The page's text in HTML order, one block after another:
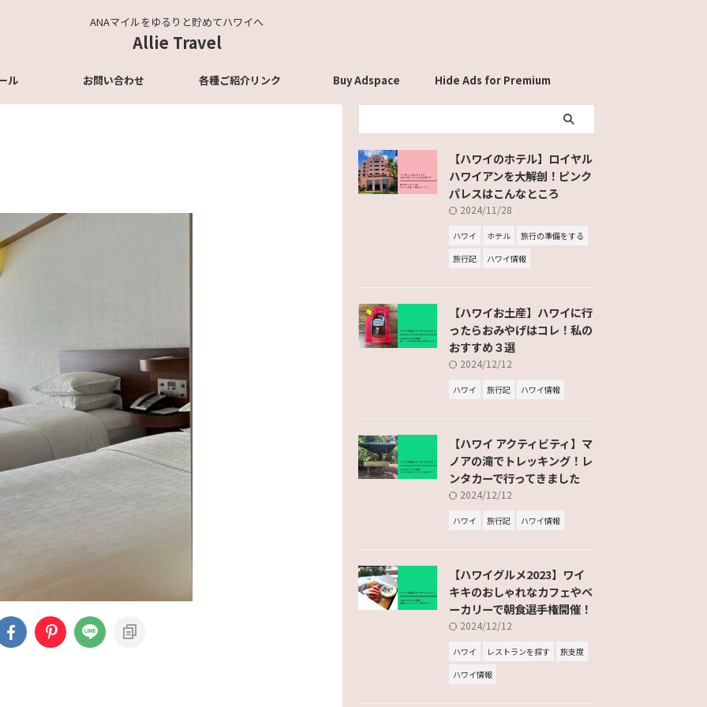
ANAマイルをゆるりと貯めてハワイへ
Allie Travel
ル お問い合わせ 各種ご紹介リンク Buy Adspace Hide Ads for Premium
【ハワイのホテル】ロイヤル
ハワイアンを大解剖！ピンク
パレスはこんなところ
2024/11/28
ハワイ ホテル
旅行の準備をする
旅行記
ハワイ情報
【ハワイお土産】ハワイに行
ったらおみやげはコレ！私の
おすすめ３選
2024/12/12
ハワイ 旅行記 ハワイ情報
【ハワイ アクティビティ】マ
ノアの滝でトレッキング！レ
ンタカーで行ってきました
2024/12/12
ハワイ 旅行記 ハワイ情報
【ハワイグルメ2023】ワイ
キキのおしゃれなカフェやベ
ーカリーで朝食選手権開催！
2024/12/12
ハワイ レストランを探す
旅支度
ハワイ情報